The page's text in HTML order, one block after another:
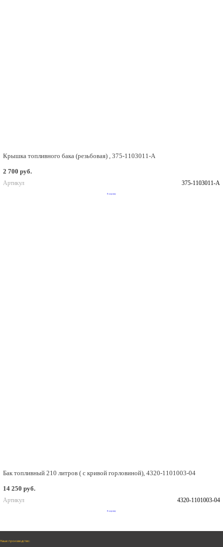
Крышка топливного бака (резьбовая) , 375-1103011-А
2 700 руб.
Артикул 375-1103011-А
В корзину
Бак топливный 210 литров ( с кривой горловиной), 4320-1101003-04
14 250 руб.
Артикул 4320-1101003-04
В корзину
Наше производство: